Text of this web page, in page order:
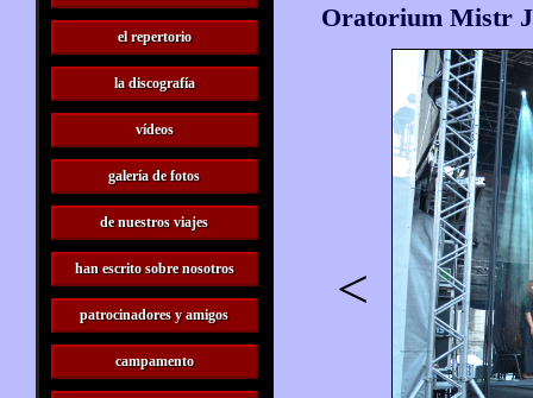
Oratorium Mistr
<
el repertorio
la discografía
vídeos
galería de fotos
de nuestros viajes
han escrito sobre nosotros
patrocinadores y amigos
campamento